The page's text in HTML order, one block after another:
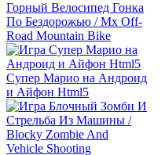
Горный Велосипед Гонка
По Бездорожью / Mx Off-
Road Mountain Bike
Супер Марио на Андроид
и Айфон Html5